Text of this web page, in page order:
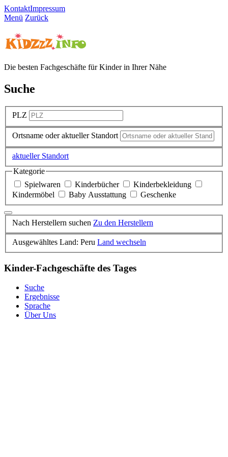
KontaktImpressum
Menü Zurück
Die besten Fachgeschäfte für Kinder in Ihrer Nähe
Suche
PLZ
Ortsname oder aktueller Standort
aktueller Standort
Kategorie
Spielwaren
Kinderbücher
Kinderbekleidung
Kindermöbel
Baby Ausstattung Geschenke
Nach Herstellern suchen Zu den Herstellern
Ausgewähltes Land: Peru Land wechseln
Kinder-Fachgeschäfte des Tages
Suche
Ergebnisse
Sprache
Über Uns